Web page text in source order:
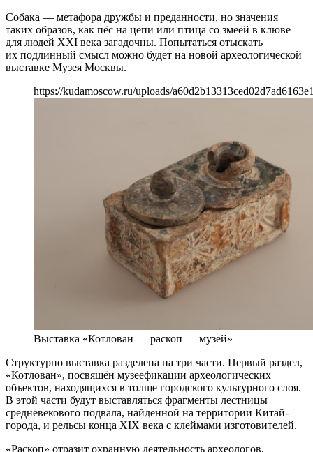
Собака — метафора дружбы и преданности, но значения
таких образов, как пёс на цепи или птица со змеёй в клюве
для людей XXI века загадочны. Попытаться отыскать
их подлинный смысл можно будет на новой археологической
выставке Музея Москвы.
https://kudamoscow.ru/uploads/
Выставка «Котлован — раскоп — музей»
Структурно выставка разделена на три части. Первый раздел,
«Котлован», посвящён музеефикации археологических
объектов, находящихся в толще городского культурного слоя.
В этой части будут выставляться фрагменты лестницы
средневекового подвала, найденной на территории Китай-
города, и рельсы конца XIX века с клеймами изготовителей.
«Раскоп» отразит охранную деятельность археологов,